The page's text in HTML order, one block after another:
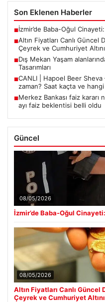
Son Eklenen Haberler
■İzmir’de Baba-Oğul
■Altın Fiyatları Canlı
Çeyrek ve Cumhuriyet Altını
■Dış Mekan Yaşam
Tasarımları
■CANLI | Hapoel Beer Sheva
zaman? Saat kaçta ve
■Merkez Bankası faiz kararı
ayı faiz beklentisi belli oldu
Güncel
08/05/2026
İzmir’de Baba-Oğul
08/05/2026
Altın Fiyatları Canlı Güncel
Çeyrek ve Cumhuriyet